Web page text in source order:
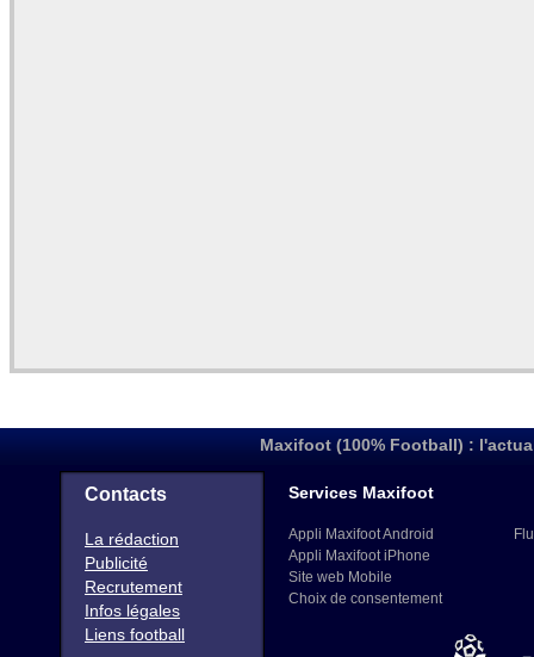
Maxifoot (100% Football) :
Contacts
La rédaction
Publicité
Recrutement
Infos légales
Liens football
Services Maxifoot
Appli Maxifoot Android
Appli Maxifoot iPhone
Site web Mobile
Choix de consentement